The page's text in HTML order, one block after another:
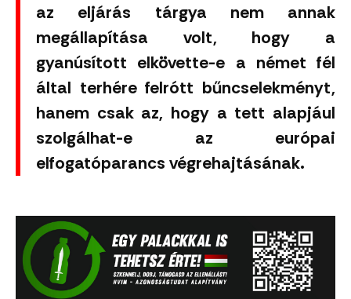
az eljárás tárgya nem annak
megállapítása volt, hogy a
gyanúsított elkövette-e a német fél
által terhére felrótt bűncselekményt,
hanem csak az, hogy a tett alapjául
szolgálhat-e az európai
elfogatóparancs végrehajtásának.